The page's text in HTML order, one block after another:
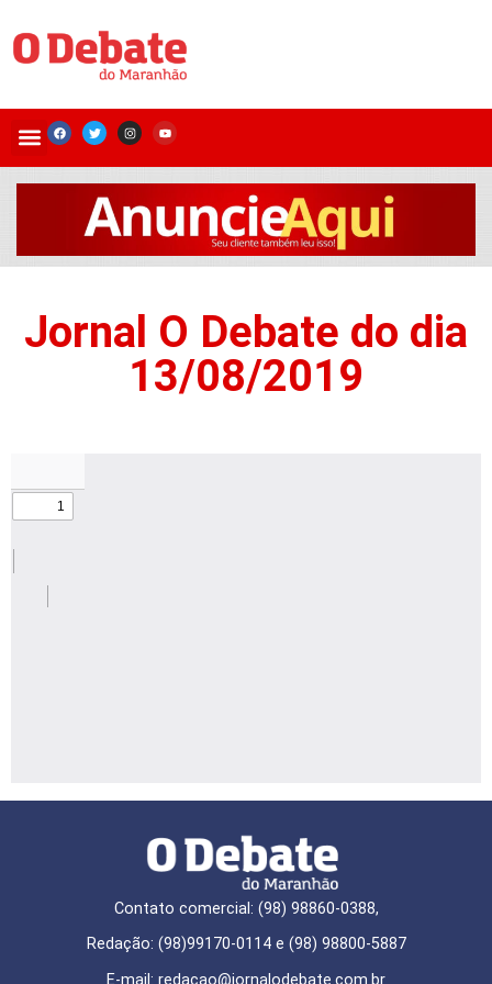
Jornal O Debate do dia
13/08/2019
Contato comercial: (98) 98860-0388,
Redação: (98)99170-0114 e (98) 98800-5887
E-mail: redaçao@jornalodebate.com.br